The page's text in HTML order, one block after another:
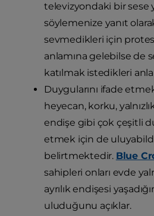
televizyondaki bir sese
söylemenize yanıt
sevmedikleri için
anlamına gelebilse de
katılmak istedikleri
Duygularını ifade
heyecan, korku,
endişe gibi çok çeşitli
etmek için de
belirtmektedir. Blue
sahipleri onları evde
ayrılık endişesi
uluduğunu açıklar.